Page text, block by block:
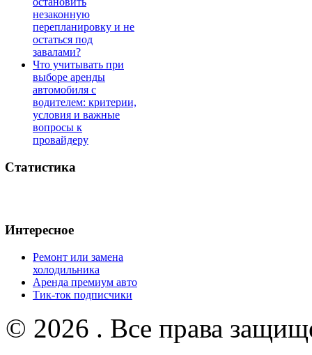
незаконную
перепланировку и не
остаться под
завалами?
Что учитывать при
выборе аренды
автомобиля с
водителем: критерии,
условия и важные
вопросы к
провайдеру
Статистика
Интересное
Ремонт или замена
холодильника
Аренда премиум авто
Тик-ток подписчики
© 2026 . Все права